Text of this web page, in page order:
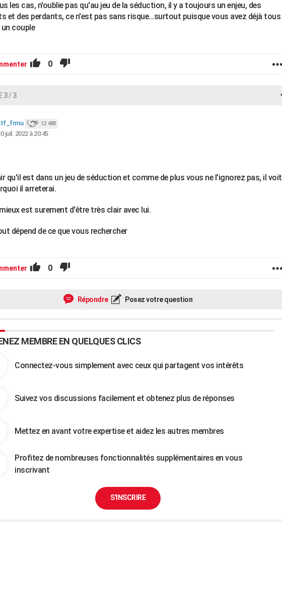
les cas, n'oublie pas qu'au jeu de la séduction, il y a toujours un enjeu, des
et des perdants, ce n'est pas sans risque...surtout puisque vous avez déjà tous
un couple
0
3 / 3
12 488
juil. 2022 à 20:45
qu'il est dans un jeu de séduction et comme de plus vous ne l'ignorez pas, il voit
il arreterai.
est surement d'être très clair avec lui.
dépend de ce que vous rechercher
0
Répondre Posez votre question
MEMBRE EN QUELQUES CLICS
Connectez-vous simplement avec ceux qui partagent vos intérêts
Suivez vos discussions facilement et obtenez plus de réponses
Mettez en avant votre expertise et aidez les autres membres
Profitez de nombreuses fonctionnalités supplémentaires en vous
inscrivant
S'INSCRIRE